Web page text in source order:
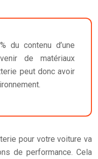
du contenu d’une
de matériaux
peut donc avoir
pour votre voiture va
de performance. Cela